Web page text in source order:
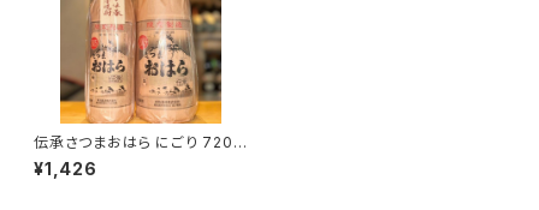
伝承さつまおはら にごり 720m
l１本（本坊酒造・鹿児島県鹿児
島市南栄）
¥1,426